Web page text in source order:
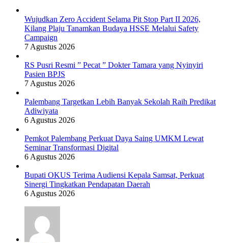
Wujudkan Zero Accident Selama Pit Stop Part II 2026,
Kilang Plaju Tanamkan Budaya HSSE Melalui Safety
Campaign
7 Agustus 2026
RS Pusri Resmi ” Pecat ” Dokter Tamara yang Nyinyiri
Pasien BPJS
7 Agustus 2026
Palembang Targetkan Lebih Banyak Sekolah Raih Predikat
Adiwiyata
6 Agustus 2026
Pemkot Palembang Perkuat Daya Saing UMKM Lewat
Seminar Transformasi Digital
6 Agustus 2026
Bupati OKUS Terima Audiensi Kepala Samsat, Perkuat
Sinergi Tingkatkan Pendapatan Daerah
6 Agustus 2026